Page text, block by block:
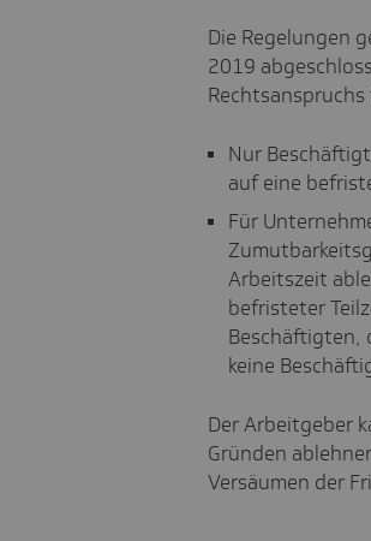
Die Regelungen
2019
Nur
auf eine
Für
Arbeitszeit
befristeter
Beschäftigten,
keine
Der Arbeitgeber
Gründen
Versäumen der